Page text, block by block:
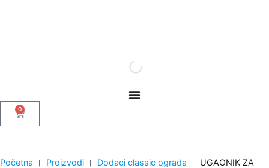
0
Početna ︱ Proizvodi ︱ Dodaci classic ograda ︱ UGAONIK ZA